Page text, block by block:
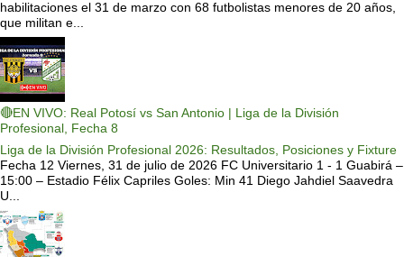
habilitaciones el 31 de marzo con 68 futbolistas menores de 20 años,
que militan e...
🔴EN VIVO: Real Potosí vs San Antonio | Liga de la División
Profesional, Fecha 8
Liga de la División Profesional 2026: Resultados, Posiciones y Fixture
Fecha 12 Viernes, 31 de julio de 2026 FC Universitario 1 - 1 Guabirá –
15:00 – Estadio Félix Capriles Goles: Min 41 Diego Jahdiel Saavedra
U...